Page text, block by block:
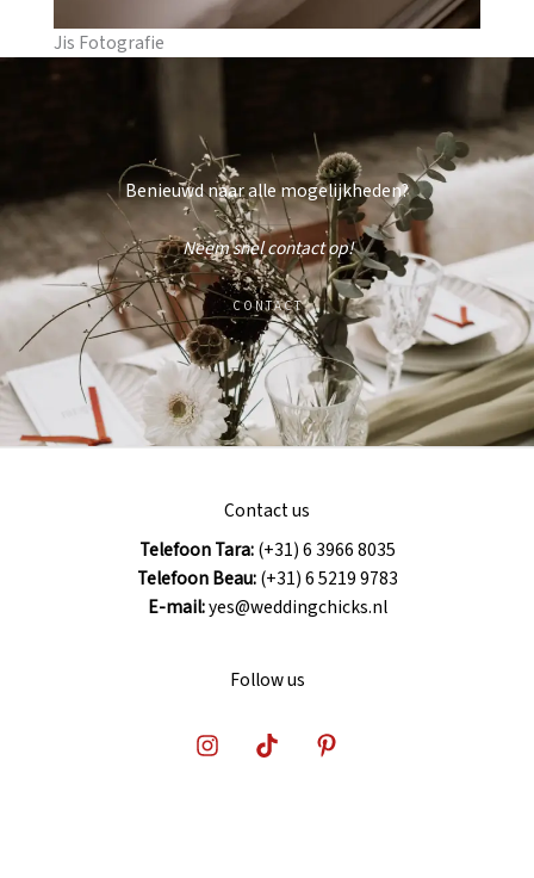
Jis Fotografie
Benieuwd naar alle mogelijkheden?
Neem snel contact op!​
CONTACT
Contact us
Telefoon Tara:(+31) 6 3966 8035
Telefoon Beau:(+31) 6 5219 9783
E-mail:yes@weddingchicks.nl
Follow us